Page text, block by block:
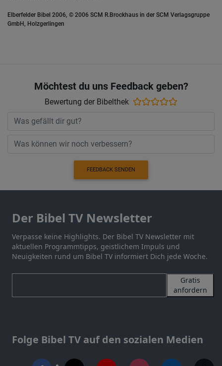
Elberfelder Bibel 2006, © 2006 SCM R.Brockhaus in der SCM Verlagsgruppe
GmbH, Holzgerlingen
Möchtest du uns Feedback geben?
Bewertung der Bibelthek
FEEDBACK SENDEN
Der Bibel TV Newsletter
Verpasse keine Highlights. Der Bibel TV Newsletter mit
aktuellen Programmtipps, geistlichem Impuls und
Neuigkeiten rund um Bibel TV informiert Dich jede Woche.
Gratis
anfordern
Folge Bibel TV auf den sozialen Medien